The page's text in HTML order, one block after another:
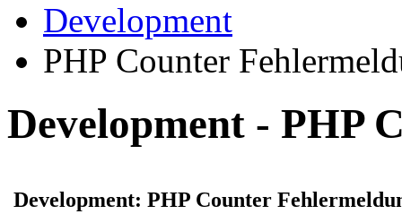
Development
PHP Counter
Development - PHP
Development: PHP Counter